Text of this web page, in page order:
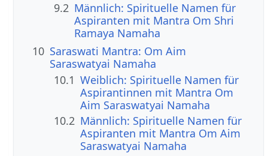
9.2 Männlich: Spirituelle Namen für
Aspiranten mit Mantra Om Shri
Ramaya Namaha
10 Saraswati Mantra: Om Aim
Saraswatyai Namaha
10.1 Weiblich: Spirituelle Namen für
Aspirantinnen mit Mantra Om
Aim Saraswatyai Namaha
10.2 Männlich: Spirituelle Namen für
Aspiranten mit Mantra Om Aim
Saraswatyai Namaha